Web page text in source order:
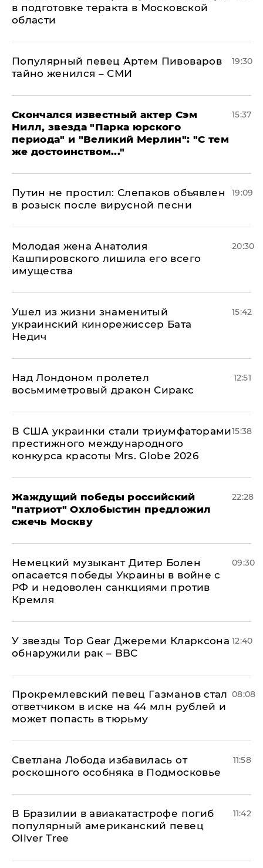
в подготовке теракта в Московской
области
Популярный певец Артем Пивоваров
тайно женился – СМИ
19:30
Скончался известный актер Сэм
Нилл, звезда "Парка юрского
периода" и "Великий Мерлин": "С тем
же достоинством..."
15:37
Путин не простил: Слепаков объявлен
в розыск после вирусной песни
19:09
Молодая жена Анатолия
Кашпировского лишила его всего
имущества
20:30
Ушел из жизни знаменитый
украинский кинорежиссер Бата
Недич
15:42
Над Лондоном пролетел
восьмиметровый дракон Сиракс
12:51
В США украинки стали триумфаторами
престижного международного
конкурса красоты Mrs. Globe 2026
15:38
Жаждущий победы российский
"патриот" Охлобыстин предложил
сжечь Москву
22:28
Немецкий музыкант Дитер Болен
опасается победы Украины в войне с
РФ и недоволен санкциями против
Кремля
09:30
У звезды Top Gear Джереми Кларксона
обнаружили рак – BBC
12:40
Прокремлевский певец Газманов стал
ответчиком в иске на 44 млн рублей и
может попасть в тюрьму
08:08
Светлана Лобода избавилась от
роскошного особняка в Подмосковье
11:58
В Бразилии в авиакатастрофе погиб
популярный американский певец
Oliver Tree
11:42